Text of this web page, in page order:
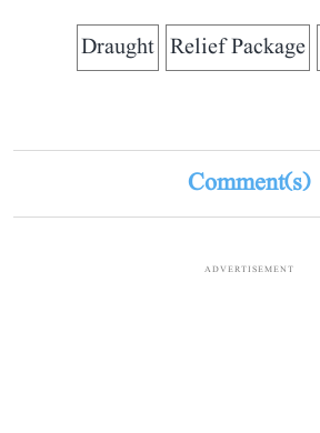
Relief Package
Draught
Comment(s)
ADVERTISEMENT